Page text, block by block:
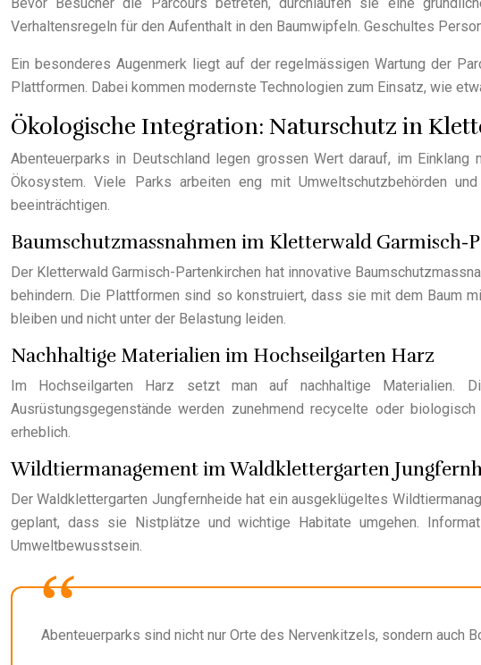
Verhaltensregeln für den Aufenthalt in den Baumwipfeln. Geschultes
Ein besonderes Augenmerk liegt auf der regelmässigen Wartung der
Plattformen. Dabei kommen modernste Technologien zum Einsatz, wie
Ökologische Integration: Naturschutz in
Abenteuerparks in Deutschland legen grossen Wert darauf, im
Ökosystem. Viele Parks arbeiten eng mit Umweltschutzbehörden
beeinträchtigen.
Baumschutzmassnahmen im Kletterwald Garmisch-
Der Kletterwald Garmisch-Partenkirchen hat innovative
behindern. Die Plattformen sind so konstruiert, dass sie mit dem Baum
bleiben und nicht unter der Belastung leiden.
Nachhaltige Materialien im Hochseilgarten Harz
Im Hochseilgarten Harz setzt man auf nachhaltige Materialien.
Ausrüstungsgegenstände werden zunehmend recycelte oder
erheblich.
Wildtiermanagement im Waldklettergarten
Der Waldklettergarten Jungfernheide hat ein ausgeklügeltes
geplant, dass sie Nistplätze und wichtige Habitate umgehen.
Umweltbewusstsein.
Abenteuerparks sind nicht nur Orte des Nervenkitzels, sondern auch